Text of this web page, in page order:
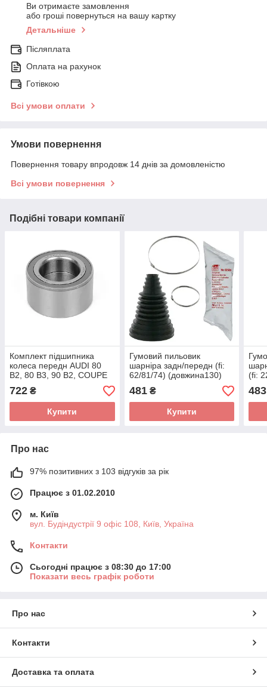
Ви отримаєте замовлення
або гроші повернуться на вашу картку
Детальніше
Післяплата
Оплата на рахунок
Готівкою
Всі умови оплати
Умови повернення
Повернення товару впродовж 14 днів за домовленістю
Всі умови повернення
Подібні товари компанії
Комплект підшипника
колеса передн AUDI 80
B2, 80 B3, 90 B2, COUPE
B2 VW GOLF II, GOLF III,
JETTA II, PASSAT
722 ₴
Купити
Гумовий пильовик
шарніра задн/передн (fi:
62/81/74) (довжина130)
(комплект) AUDI 100 C2,
100 C3, 100 C4, 80
481₴
Купити
(fi:
B3
2.3
483
Про нас
97% позитивних з 103 відгуків за рік
Працює з 01.02.2010
м. Київ
вул. Будіндустрії 9 офіс 108, Київ, Україна
Контакти
Сьогодні працює з 08:30 до 17:00
Показати весь графік роботи
Про нас
Контакти
Доставка та оплата